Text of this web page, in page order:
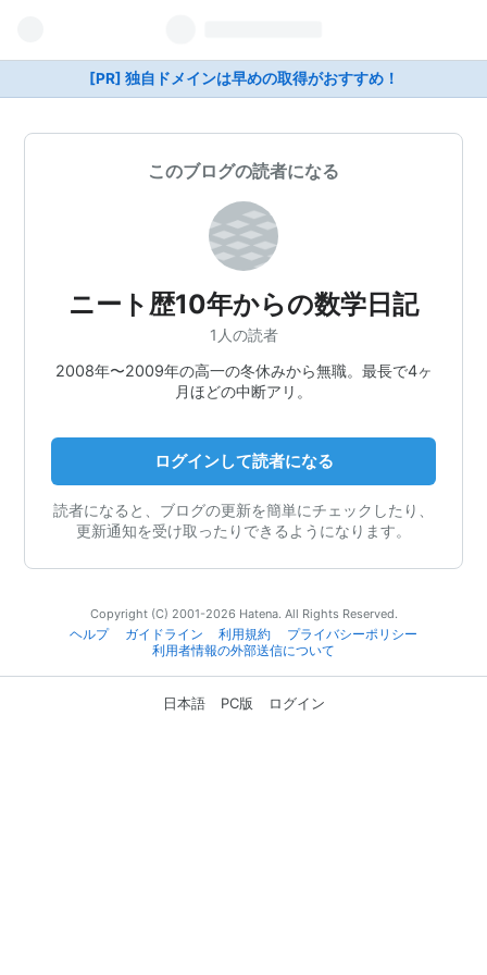
[PR] 独自ドメインは早めの取得がおすすめ！
このブログの読者になる
ニート歴10年からの数学日記
1人の読者
2008年〜2009年の高一の冬休みから無職。最長で4ヶ
月ほどの中断アリ。
ログインして読者になる
読者になると、ブログの更新を簡単にチェックしたり、
更新通知を受け取ったりできるようになります。
Copyright (C) 2001-2026 Hatena. All Rights Reserved.
ヘルプ
ガイドライン 利用規約
プライバシーポリシー
利用者情報の外部送信について
日本語 PC版 ログイン